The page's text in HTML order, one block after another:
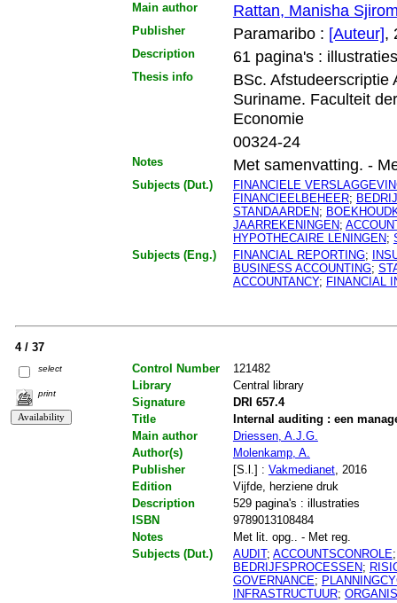
Main author Rattan, Manisha
Publisher Paramaribo : [Auteur],
Description 61 pagina's : illustraties
Thesis info
BSc. Afstudeerscriptie
Suriname. Faculteit
Economie
00324-24
Notes Met samenvatting. -
Subjects (Dut.)
FINANCIELE
FINANCIEELBEHEER;
STANDAARDEN;
JAARREKENINGEN;
HYPOTHECAIRE LENINGEN;
Subjects (Eng.)
FINANCIAL REPORTING;
BUSINESS ACCOUNTING;
ACCOUNTANCY; FINANCIAL
4 / 37
select
print
Control Number
121482
Library
Central library
Signature
DRI 657.4
Title
Internal auditing : een
Main author
Driessen, A.J.G.
Author(s)
Molenkamp, A.
Publisher
[S.l.] : Vakmedianet, 2016
Edition
Vijfde, herziene druk
Description
529 pagina's : illustraties
ISBN
9789013108484
Notes
Met lit. opg.. - Met reg.
Subjects (Dut.)
AUDIT; ACCOUNTSCONROLE
BEDRIJFSPROCESSEN;
GOVERNANCE;
INFRASTRUCTUUR;